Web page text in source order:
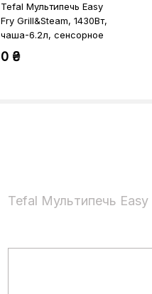
Tefal Мультипечь Easy
Fry Grill&Steam, 1430Вт,
чаша-6.2л, сенсорное
управл., 8 программ,
пластик, черный
0 ₴
Tefal Мультипечь